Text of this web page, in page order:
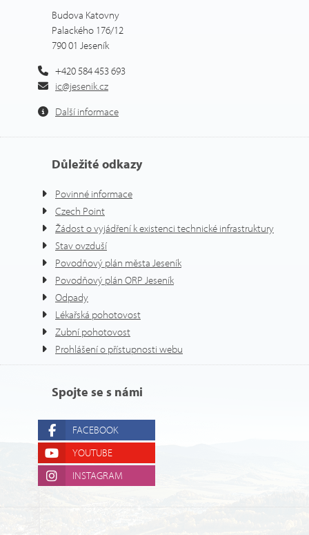
Budova Katovny
Palackého 176/12
790 01 Jeseník
+420 584 453 693
ic@jesenik.cz
Další informace
Důležité odkazy
Povinné informace
Czech Point
Žádost o vyjádření k existenci technické infrastruktury
Stav ovzduší
Povodňový plán města Jeseník
Povodňový plán ORP Jeseník
Odpady
Lékařská pohotovost
Zubní pohotovost
Prohlášení o přístupnosti webu
Spojte se s námi
FACEBOOK
YOUTUBE
INSTAGRAM